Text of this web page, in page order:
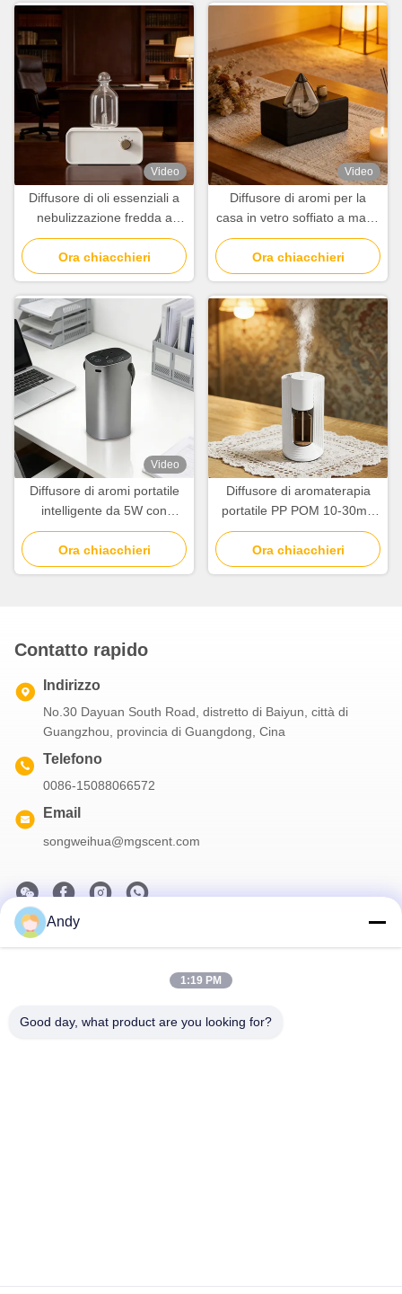
Video
Diffusore di oli essenziali a
nebulizzazione fredda a
doppio fluido 100cbm con
batteria al litio ricaricabile
Ora chiacchieri
Video
Diffusore di aromi per la
casa in vetro soffiato a mano
con conservazione delle
venature del legno naturale
Ora chiacchieri
Video
Diffusore di aromi portatile
intelligente da 5W con
batteria da 2000mAh e
atomizzazione a due fluidi
Ora chiacchieri
Diffusore di aromaterapia
portatile PP POM 10-30m2
Copertura con due
atomizzazione del fluido
Ora chiacchieri
Contatto rapido
Indirizzo
No.30 Dayuan South Road, distretto di Baiyun, città di
Guangzhou, provincia di Guangdong, Cina
Telefono
0086-15088066572
Email
songweihua@mgscent.com
La nostra newsletter
Iscriviti alla nostra newsletter per sconti e altro.
Andy
1:19 PM
Good day, what product are you looking for?